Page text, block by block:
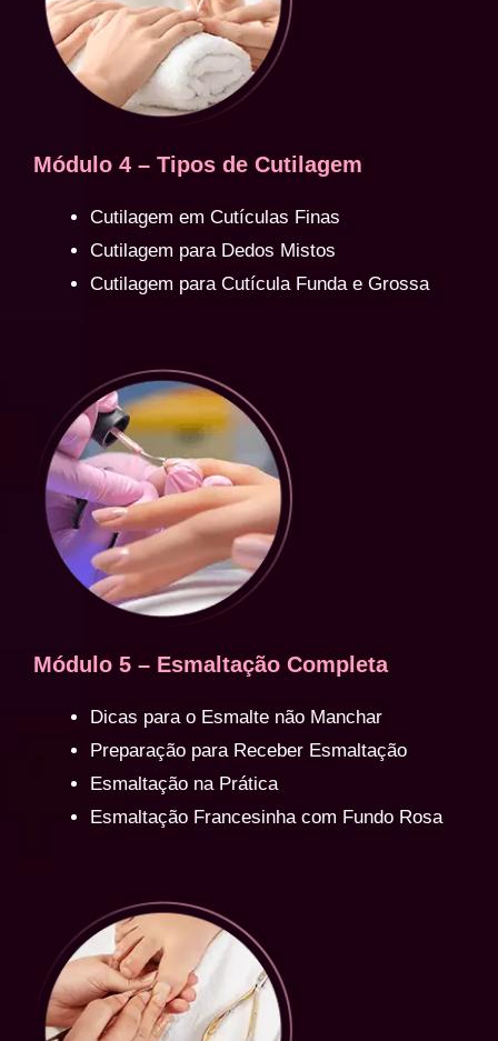
Módulo 4 – Tipos de Cutilagem
Cutilagem em Cutículas Finas
Cutilagem para Dedos Mistos
Cutilagem para Cutícula Funda e Grossa
Módulo 5 – Esmaltação Completa
Dicas para o Esmalte não Manchar
Preparação para Receber Esmaltação
Esmaltação na Prática
Esmaltação Francesinha com Fundo Rosa